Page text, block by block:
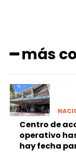
━ más
Centro de
operativo
hay fecha